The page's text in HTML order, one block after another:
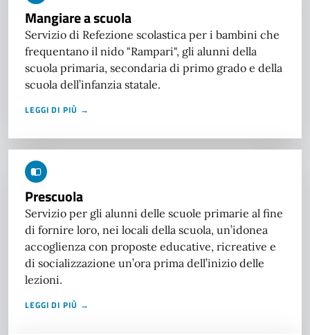
Mangiare a scuola
Servizio di Refezione scolastica per i bambini che
frequentano il nido "Rampari", gli alunni della
scuola primaria, secondaria di primo grado e della
scuola dell’infanzia statale.
LEGGI DI PIÙ →
Prescuola
Servizio per gli alunni delle scuole primarie al fine
di fornire loro, nei locali della scuola, un’idonea
accoglienza con proposte educative, ricreative e
di socializzazione un’ora prima dell’inizio delle
lezioni.
LEGGI DI PIÙ →